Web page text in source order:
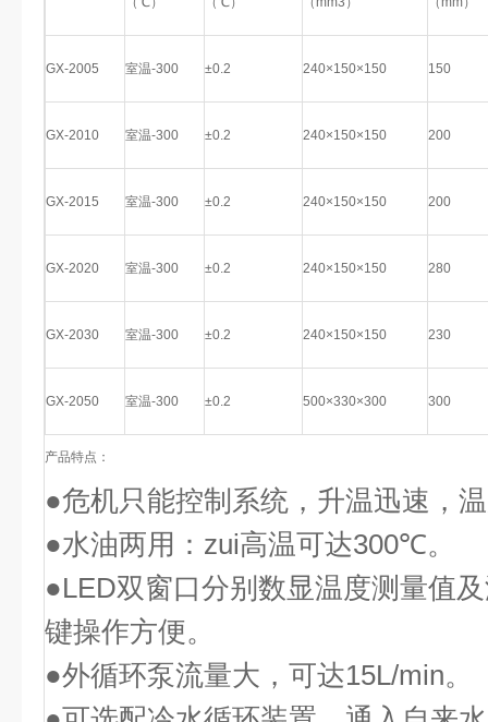
GX-2005 室温-300 ±0.2 240×150×150 150
GX-2010 室温-300 ±0.2 240×150×150 200
GX-2015 室温-300 ±0.2 240×150×150 200
GX-2020 室温-300 ±0.2 240×150×150 280
GX-2030 室温-300 ±0.2 240×150×150 230
GX-2050 室温-300 ±0.2 500×330×300 300
产品特点：
●危机只能控制系统，升温迅速，
●水油两用：zui高温可达300℃。
●LED双窗口分别数显温度测量值
键操作方便。
●外循环泵流量大，可达15L/min。